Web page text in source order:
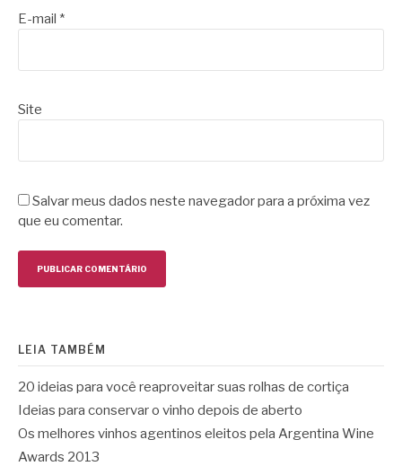
E-mail *
Site
Salvar meus dados neste navegador para a próxima vez
que eu comentar.
LEIA TAMBÉM
20 ideias para você reaproveitar suas rolhas de cortiça
Ideias para conservar o vinho depois de aberto
Os melhores vinhos agentinos eleitos pela Argentina Wine
Awards 2013